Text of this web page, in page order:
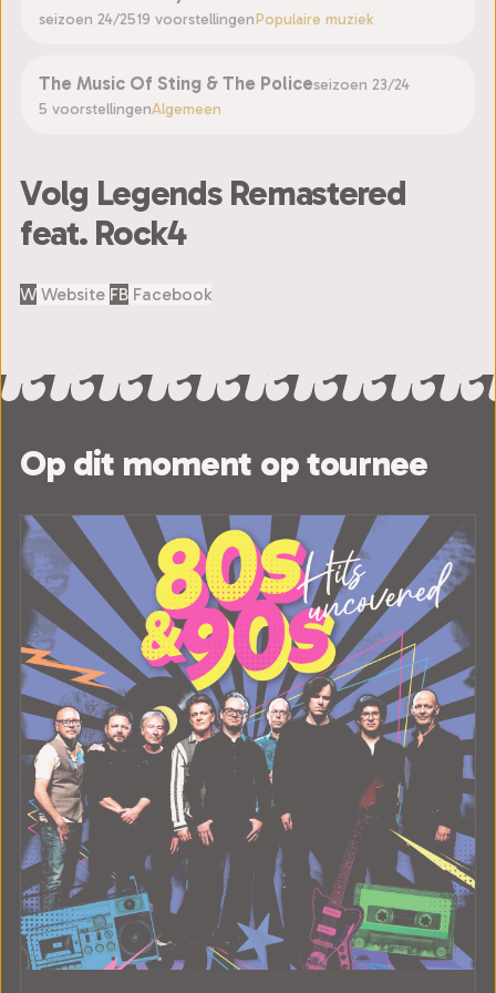
seizoen 24/2519 voorstellingenPopulaire muziek
The Music Of Sting & The Policeseizoen 23/24
5 voorstellingenAlgemeen
Volg Legends Remastered
feat. Rock4
W Website FB Facebook
Op dit moment op tournee